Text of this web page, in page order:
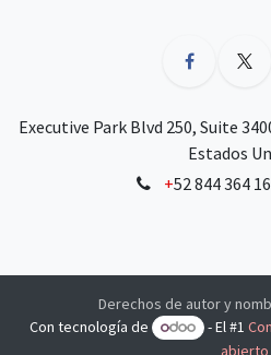
Executive Park Blvd 250, Suite
Estados
+52 844 364
Derechos de autor y
Con tecnología de
- El #1
abierto